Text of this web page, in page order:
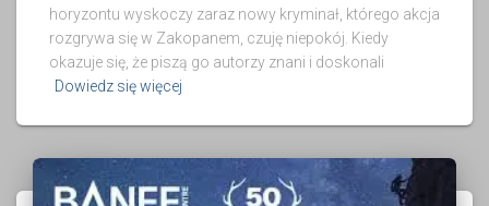
horyzontu wyskoczy zaraz nowy kryminał, którego akcja
rozgrywa się w Zakopanem, czuję niepokój. Kiedy
okazuje się, że piszą go autorzy znani i doskonali
Dowiedz się więcej